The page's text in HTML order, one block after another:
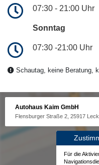
07:30 - 21:00 Uhr
Sonntag
07:30 -21:00 Uhr
Schautag, keine Beratung,
Autohaus Kaim GmbH
Flensburger Straße 2, 25917 Leck
Für die